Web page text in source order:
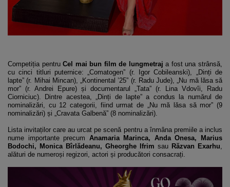
Competiția pentruCel mai bun film de lungmetraja fost una strânsă,
cu cinci titluri puternice: „Comatogen” (r. Igor Cobileanski), „Dinți de
lapte” (r. Mihai Mincan), „Kontinental ’25” (r. Radu Jude), „Nu mă lăsa să
mor” (r. Andrei Epure) și documentarul „Tata” (r. Lina Vdovîi, Radu
Ciorniciuc). Dintre acestea, „Dinți de lapte” a condus la numărul de
nominalizări, cu 12 categorii, fiind urmat de „Nu mă lăsa să mor” (9
nominalizări) și „Cravata Galbenă” (8 nominalizări).
Lista invitaților care au urcat pe scenă pentru a înmâna premiile a inclus
nume importante precum Anamaria Marinca, Anda Onesa, Marius
Bodochi, Monica Bîrlădeanu, Gheorghe Ifrim sau Răzvan Exarhu,
alături de numeroși regizori, actori și producători consacrați.